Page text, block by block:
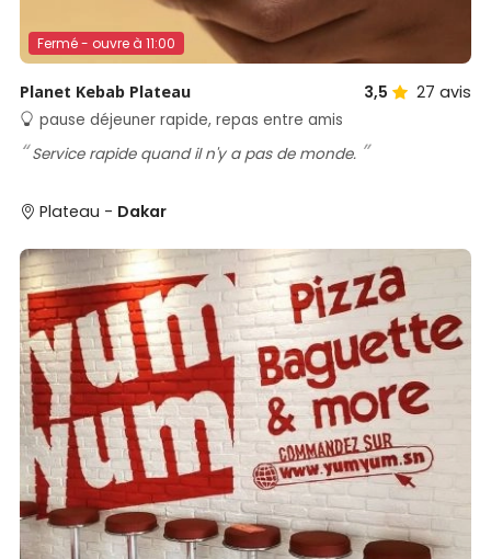
Fermé - ouvre à 11:00
Planet Kebab Plateau 3,5 27 avis
pause déjeuner rapide, repas entre amis
Service rapide quand il n'y a pas de monde.
Plateau - Dakar